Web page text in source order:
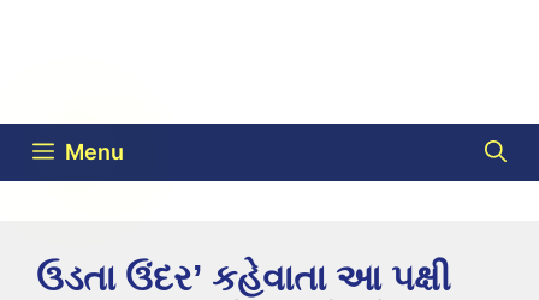
Menu
ઉડતા ઉંદર’ કહેવાતા આ પક્ષી